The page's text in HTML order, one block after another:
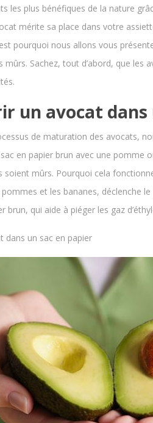
les plus bénéfiques de la nature
mérite sa place dans votre
pourquoi nous allons vous
Sachez, tout d’abord, que les
un avocat dans
de maturation des avocats,
en papier brun avec une pomme
soient mûrs. Pourquoi cela
et les bananes, déclenche
brun, qui aide à piéger les gaz
dans un sac en papier